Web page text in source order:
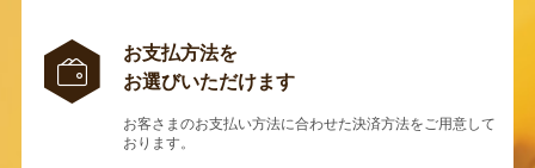
お支払方法を
お選びいただけます
お客さまのお支払い方法に合わせた決済方法をご用意して
おります。